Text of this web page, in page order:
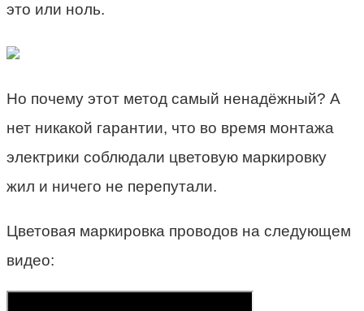
это или ноль.
Но почему этот метод самый ненадёжный? А
нет никакой гарантии, что во время монтажа
электрики соблюдали цветовую маркировку
жил и ничего не перепутали.
Цветовая маркировка проводов на следующем
видео: